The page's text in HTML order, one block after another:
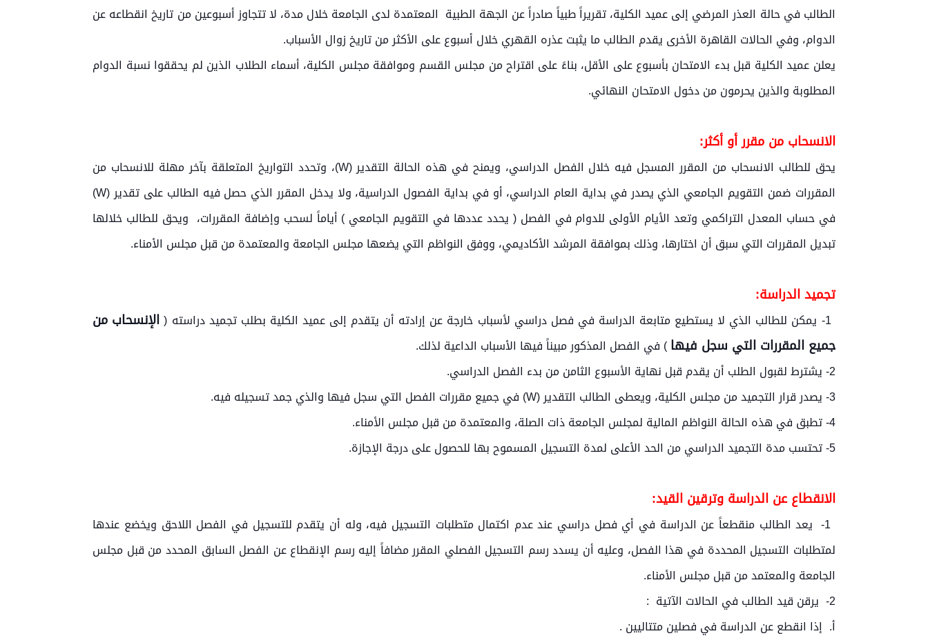
الطالب في حالة العذر المرضي إلى عميد الكلية، تقريراً طبياً صادراً عن الجهة الطبية المعتمدة لدى الجامعة خلال مدة، لا تتجاوز أسبوعين من تاريخ انقطاعه عن
الدوام، وفي الحالات القاهرة الأخرى يقدم الطالب ما يثبت عذره القهري خلال أسبوع على الأكثر من تاريخ زوال الأسباب.
يعلن عميد الكلية قبل بدء الامتحان بأسبوع على الأقل، بناءً على اقتراح من مجلس القسم وموافقة مجلس الكلية، أسماء الطلاب الذين لم يحققوا نسبة الدوام
المطلوبة والذين يحرمون من دخول الامتحان النهائي.
الانسحاب من مقرر أو أكثر:
يحق للطالب الانسحاب من المقرر المسجل فيه خلال الفصل الدراسي، ويمنح في هذه الحالة التقدير (W)، وتحدد التواريخ المتعلقة بآخر مهلة للانسحاب من
المقررات ضمن التقويم الجامعي الذي يصدر في بداية العام الدراسي، أو في بداية الفصول الدراسية، ولا يدخل المقرر الذي حصل فيه الطالب على تقدير (W)
في حساب المعدل التراكمي وتعد الأيام الأولى للدوام في الفصل ( يحدد عددها في التقويم الجامعي ) أياماً لسحب وإضافة المقررات، ويحق للطالب خلالها
تبديل المقررات التي سبق أن اختارها، وذلك بموافقة المرشد الأكاديمي، ووفق النواظم التي يضعها مجلس الجامعة والمعتمدة من قبل مجلس الأمناء.
تجميد الدراسة:
1- يمكن للطالب الذي لا يستطيع متابعة الدراسة في فصل دراسي لأسباب خارجة عن إرادته أن يتقدم إلى عميد الكلية بطلب تجميد دراسته (
الإنسحاب من
جميع المقررات التي سجل فيها) في الفصل المذكور مبيناً فيها الأسباب الداعية لذلك.
2- يشترط لقبول الطلب أن يقدم قبل نهاية الأسبوع الثامن من بدء الفصل الدراسي.
3- يصدر قرار التجميد من مجلس الكلية، ويعطى الطالب التقدير (W) في جميع مقررات الفصل التي سجل فيها والذي جمد تسجيله فيه.
4- تطبق في هذه الحالة النواظم المالية لمجلس الجامعة ذات الصلة، والمعتمدة من قبل مجلس الأمناء.
5- تحتسب مدة التجميد الدراسي من الحد الأعلى لمدة التسجيل المسموح بها للحصول على درجة الإجازة.
الانقطاع عن الدراسة وترقين القيد:
1- يعد الطالب منقطعاً عن الدراسة في أي فصل دراسي عند عدم اكتمال متطلبات التسجيل فيه، وله أن يتقدم للتسجيل في الفصل اللاحق ويخضع عندها
لمتطلبات التسجيل المحددة في هذا الفصل، وعليه أن يسدد رسم التسجيل الفصلي المقرر مضافاً إليه رسم الإنقطاع عن الفصل السابق المحدد من قبل مجلس
الجامعة والمعتمد من قبل مجلس الأمناء.
2- يرقن قيد الطالب في الحالات الآتية :
‌أ. إذا انقطع عن الدراسة في فصلين متتاليين .